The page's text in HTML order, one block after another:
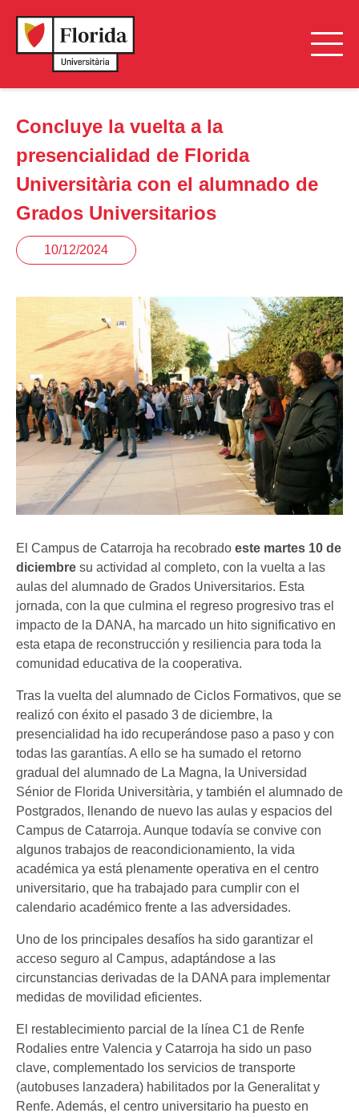
Concluye la vuelta a la
presencialidad de Florida
Universitària con el alumnado de
Grados Universitarios
10/12/2024
El Campus de Catarroja ha recobrado este martes 10 de
diciembre su actividad al completo, con la vuelta a las
aulas del alumnado de Grados Universitarios. Esta
jornada, con la que culmina el regreso progresivo tras el
impacto de la DANA, ha marcado un hito significativo en
esta etapa de reconstrucción y resiliencia para toda la
comunidad educativa de la cooperativa.
Tras la vuelta del alumnado de Ciclos Formativos, que se
realizó con éxito el pasado 3 de diciembre, la
presencialidad ha ido recuperándose paso a paso y con
todas las garantías. A ello se ha sumado el retorno
gradual del alumnado de La Magna, la Universidad
Sénior de Florida Universitària, y también el alumnado de
Postgrados, llenando de nuevo las aulas y espacios del
Campus de Catarroja. Aunque todavía se convive con
algunos trabajos de reacondicionamiento, la vida
académica ya está plenamente operativa en el centro
universitario, que ha trabajado para cumplir con el
calendario académico frente a las adversidades.
Uno de los principales desafíos ha sido garantizar el
acceso seguro al Campus, adaptándose a las
circunstancias derivadas de la DANA para implementar
medidas de movilidad eficientes.
El restablecimiento parcial de la línea C1 de Renfe
Rodalies entre Valencia y Catarroja ha sido un paso
clave, complementado los servicios de transporte
(autobuses lanzadera) habilitados por la Generalitat y
Renfe. Además, el centro universitario ha puesto en